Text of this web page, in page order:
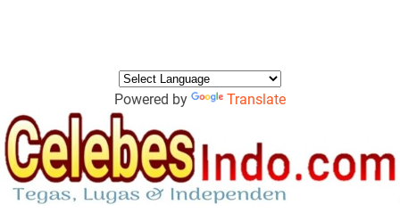
Powered by Translate